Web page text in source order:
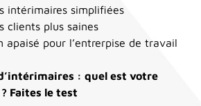
intérimaires simplifiées
clients plus saines
apaisé pour l’entrerpise de travail
: quel est votre
Faites le test